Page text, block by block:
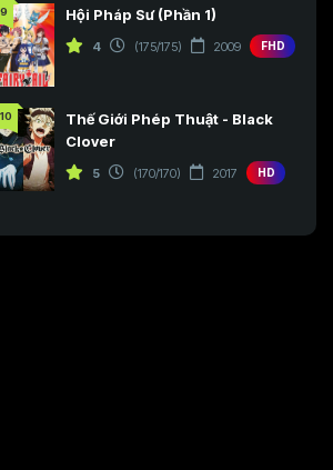
Hội Pháp Sư (Phần 1)
4 (175/175) 2009 FHD
Thế Giới Phép Thuật - Black
Clover
5 (170/170) 2017 HD